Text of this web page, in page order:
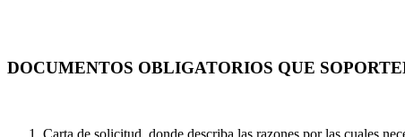
DOCUMENTOS OBLIGATORIOS QUE